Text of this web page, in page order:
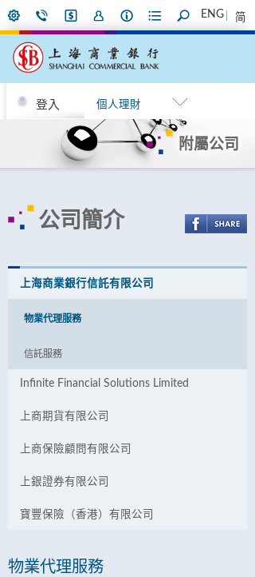
ENG 简
登入 個人理財
附屬公司
公司簡介
上海商業銀行信託有限公司
物業代理服務
信託服務
Infinite Financial Solutions Limited
上商期貨有限公司
上商保險顧問有限公司
上銀證券有限公司
寶豐保險（香港）有限公司
物業代理服務